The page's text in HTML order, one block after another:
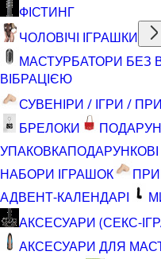
ФІСТИНГ
ЧОЛОВІЧІ ІГРАШКИ
МАСТУРБАТОРИ БЕЗ
ВІБРАЦІЄЮ
СУВЕНІРИ / ІГРИ /
БРЕЛОКИ
УПАКОВКА
НАБОРИ ІГРАШОК
АДВЕНТ-КАЛЕНДАРІ
АКСЕСУАРИ (СЕКС-
АКСЕСУАРИ ДЛЯ